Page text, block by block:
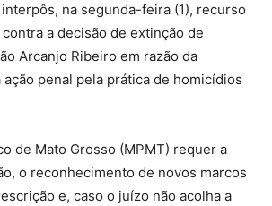
na segunda-feira (1), recurso
a decisão de extinção de
Arcanjo Ribeiro em razão da
penal pela prática de homicídios
de Mato Grosso (MPMT) requer a
o reconhecimento de novos marcos
e, caso o juízo não acolha a